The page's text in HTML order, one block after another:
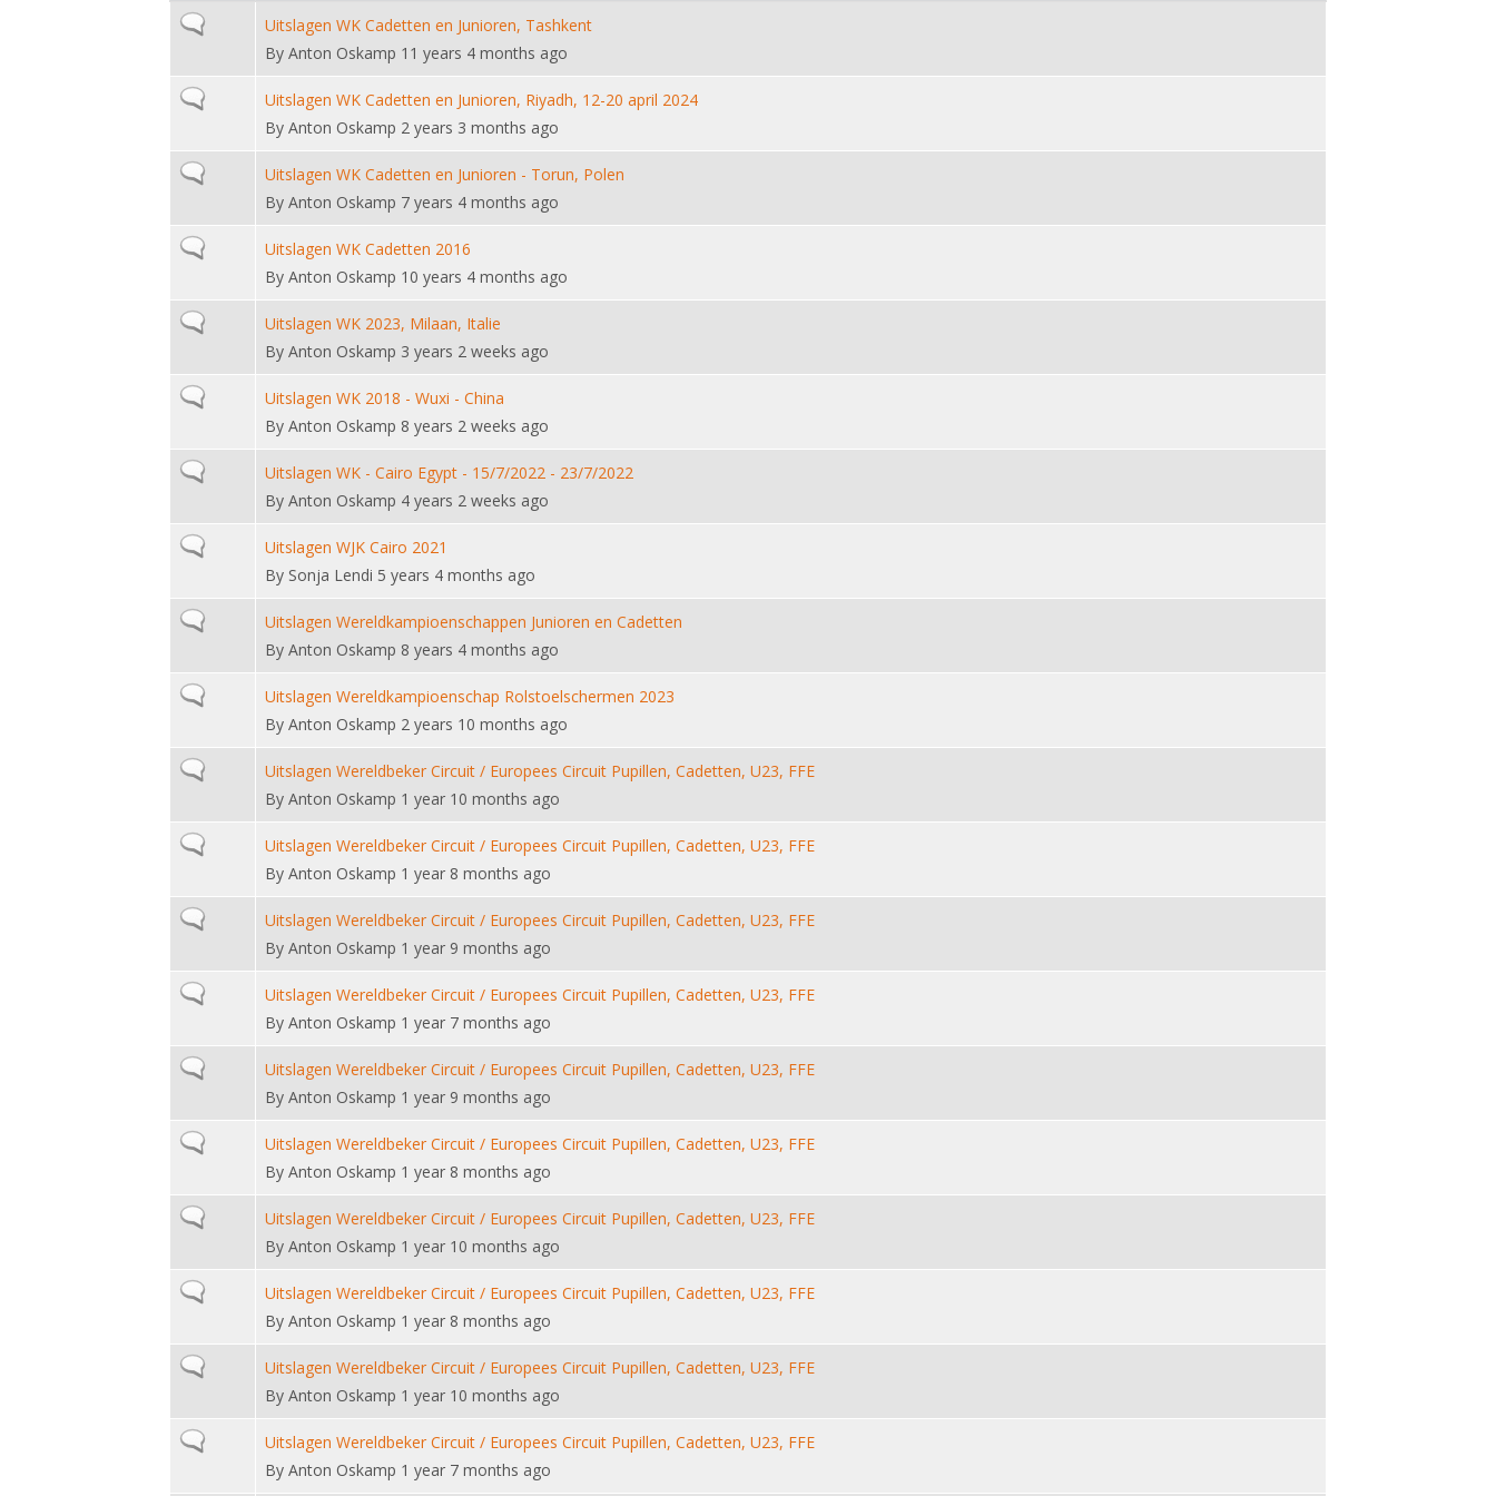
Normal topicUitslagen WK Cadetten en Junioren, Tashkent
By Anton Oskamp 11 years 4 months ago
Normal topicUitslagen WK Cadetten en Junioren, Riyadh, 12-20 april 2024
By Anton Oskamp 2 years 3 months ago
Normal topicUitslagen WK Cadetten en Junioren - Torun, Polen
By Anton Oskamp 7 years 4 months ago
Normal topicUitslagen WK Cadetten 2016
By Anton Oskamp 10 years 4 months ago
Normal topicUitslagen WK 2023, Milaan, Italie
By Anton Oskamp 3 years 2 weeks ago
Normal topicUitslagen WK 2018 - Wuxi - China
By Anton Oskamp 8 years 2 weeks ago
Normal topicUitslagen WK - Cairo Egypt - 15/7/2022 - 23/7/2022
By Anton Oskamp 4 years 2 weeks ago
Normal topicUitslagen WJK Cairo 2021
By Sonja Lendi 5 years 4 months ago
Normal topicUitslagen Wereldkampioenschappen Junioren en Cadetten
By Anton Oskamp 8 years 4 months ago
Normal topicUitslagen Wereldkampioenschap Rolstoelschermen 2023
By Anton Oskamp 2 years 10 months ago
Normal topicUitslagen Wereldbeker Circuit / Europees Circuit Pupillen, Cadetten, U23, FFE
By Anton Oskamp 1 year 10 months ago
Normal topicUitslagen Wereldbeker Circuit / Europees Circuit Pupillen, Cadetten, U23, FFE
By Anton Oskamp 1 year 8 months ago
Normal topicUitslagen Wereldbeker Circuit / Europees Circuit Pupillen, Cadetten, U23, FFE
By Anton Oskamp 1 year 9 months ago
Normal topicUitslagen Wereldbeker Circuit / Europees Circuit Pupillen, Cadetten, U23, FFE
By Anton Oskamp 1 year 7 months ago
Normal topicUitslagen Wereldbeker Circuit / Europees Circuit Pupillen, Cadetten, U23, FFE
By Anton Oskamp 1 year 9 months ago
Normal topicUitslagen Wereldbeker Circuit / Europees Circuit Pupillen, Cadetten, U23, FFE
By Anton Oskamp 1 year 8 months ago
Normal topicUitslagen Wereldbeker Circuit / Europees Circuit Pupillen, Cadetten, U23, FFE
By Anton Oskamp 1 year 10 months ago
Normal topicUitslagen Wereldbeker Circuit / Europees Circuit Pupillen, Cadetten, U23, FFE
By Anton Oskamp 1 year 8 months ago
Normal topicUitslagen Wereldbeker Circuit / Europees Circuit Pupillen, Cadetten, U23, FFE
By Anton Oskamp 1 year 10 months ago
Normal topicUitslagen Wereldbeker Circuit / Europees Circuit Pupillen, Cadetten, U23, FFE
By Anton Oskamp 1 year 7 months ago